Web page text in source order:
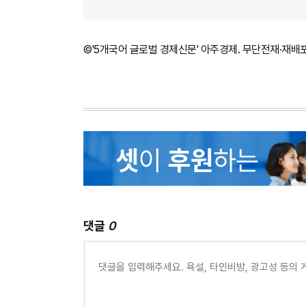
©'5개국어 글로벌 경제신문' 아주경제. 무단전재·재배
댓글 0